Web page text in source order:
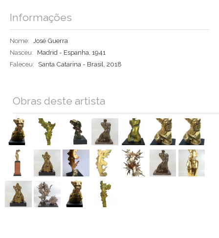
Informações
Nome: José Guerra
Nasceu:
Madrid - Espanha, 1941
Faleceu:
Santa Catarina - Brasil, 2018
Obras deste artista